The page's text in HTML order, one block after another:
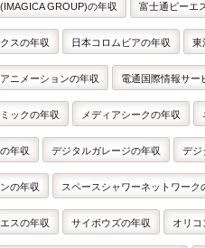
(IMAGICA GROUP)の年収 富士通ビーエ
クスの年収 日本コロムビアの年収 東
アニメーションの年収 電通国際情報サー
ミックの年収 メディアシークの年収
の年収 デジタルガレージの年収 デジ
ンの年収 スペースシャワーネットワーク
エスの年収 サイボウズの年収 オリコ